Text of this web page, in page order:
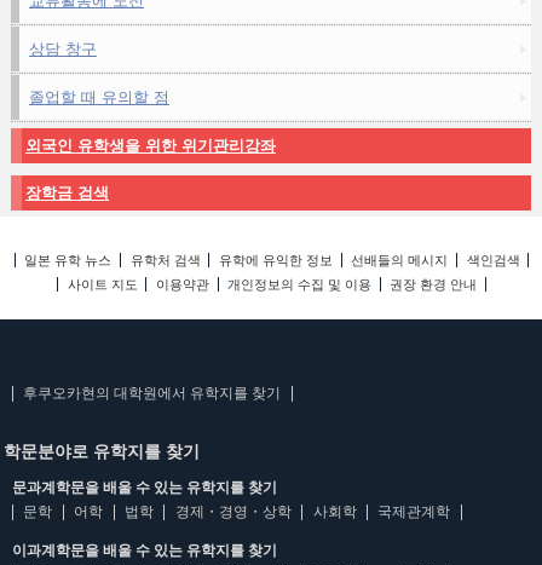
상담 창구
졸업할 때 유의할 점
외국인 유학생을 위한 위기관리강좌
장학금 검색
일본 유학 뉴스 유학처 검색 유학에 유익한 정보 선배들의 메시지
색인검색
사이트 지도
이용약관 개인정보의 수집 및 이용 권장 환경 안내
후쿠오카현의 대학원에서 유학지를 찾기
학문분야로 유학지를 찾기
문과계학문을 배울 수 있는 유학지를 찾기
문학
어학 법학 경제・경영・상학 사회학 국제관계학
이과계학문을 배울 수 있는 유학지를 찾기